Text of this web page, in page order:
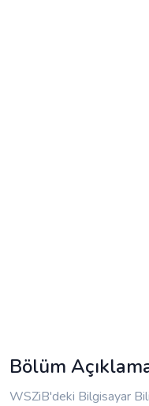
Bölüm
WSZiB'deki Bilgisayar